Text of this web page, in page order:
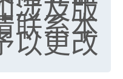
联系本
以更改